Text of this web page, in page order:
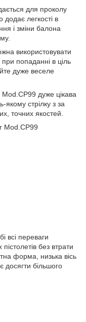
для проколу
легкості в
і зміни балона
використовувати
попаданні в ціль
дуже веселе
дуже цікава
стрілку з за
точних якостей.
Mod.CP99
всі переваги
без втрати
форма, низька вісь
досягти більшого